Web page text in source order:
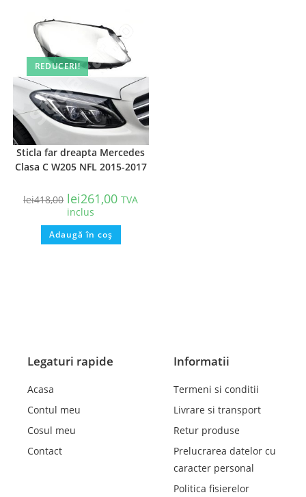
REDUCERI!
Sticla far dreapta Mercedes
Clasa C W205 NFL 2015-2017
lei418,00 lei261,00 TVA
inclus
Adaugă în coș
Legaturi rapide
Acasa
Contul meu
Cosul meu
Contact
Informatii
Termeni si conditii
Livrare si transport
Retur produse
Prelucrarea datelor cu
caracter personal
Politica fisierelor